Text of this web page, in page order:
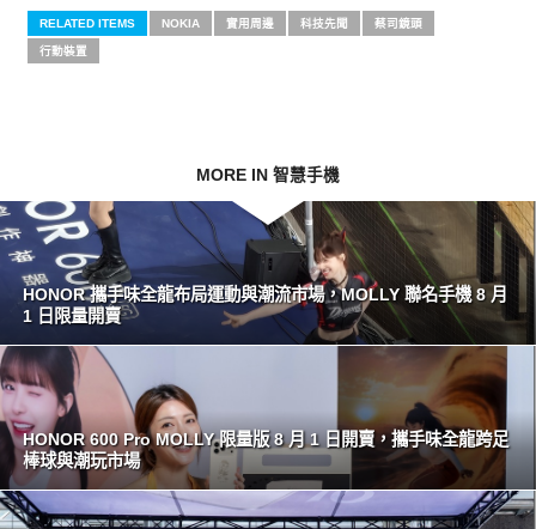
RELATED ITEMS NOKIA 實用周邊 科技先聞 蔡司鏡頭
行動裝置
MORE IN 智慧手機
HONOR 攜手味全龍布局運動與潮流市場，MOLLY 聯名手機 8 月
1 日限量開賣
HONOR 600 Pro MOLLY 限量版 8 月 1 日開賣，攜手味全龍跨足
棒球與潮玩市場